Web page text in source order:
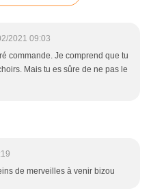
2021 09:03
commande. Je comprend que tu
Mais tu es sûre de ne pas le
de merveilles à venir bizou